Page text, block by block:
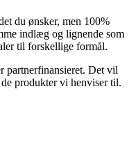
du ønsker, men 100%
indlæg og lignende som
til forskellige formål.
partnerfinansieret. Det vil
produkter vi henviser til.